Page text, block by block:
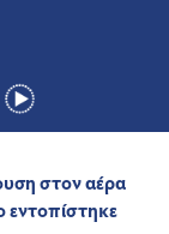
στον αέρα
εντοπίστηκε